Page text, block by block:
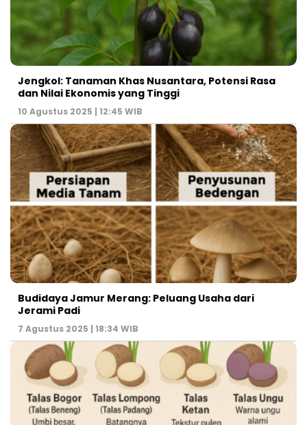
Jengkol: Tanaman Khas Nusantara, Potensi Rasa
dan Nilai Ekonomis yang Tinggi
10 Agustus 2025 | 12:45 WIB
Budidaya Jamur Merang: Peluang Usaha dari
Jerami Padi
7 Agustus 2025 | 18:34 WIB